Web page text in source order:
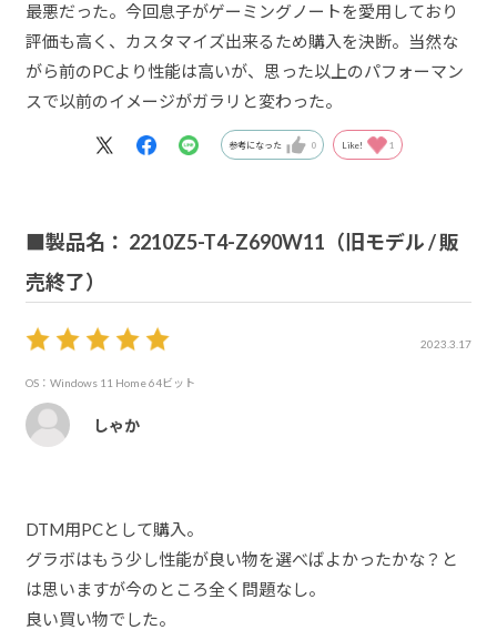
最悪だった。今回息子がゲーミングノートを愛用しており
評価も高く、カスタマイズ出来るため購入を決断。当然な
がら前のPCより性能は高いが、思った以上のパフォーマン
スで以前のイメージがガラリと変わった。
参考になった 0 Like! 1
■製品名： 2210Z5-T4-Z690W11（旧モデル / 販
売終了）
2023.3.17
OS：Windows 11 Home 64ビット
しゃか
DTM用PCとして購入。
グラボはもう少し性能が良い物を選べばよかったかな？と
は思いますが今のところ全く問題なし。
良い買い物でした。